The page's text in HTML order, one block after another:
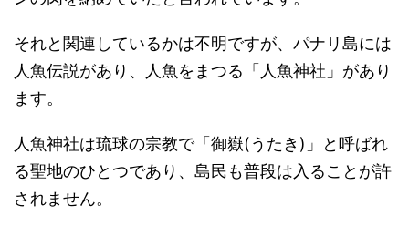
それと関連しているかは不明ですが、パナリ島には
人魚伝説があり、人魚をまつる「人魚神社」があり
ます。
人魚神社は琉球の宗教で「御嶽(うたき)」と呼ばれ
る聖地のひとつであり、島民も普段は入ることが許
されません。